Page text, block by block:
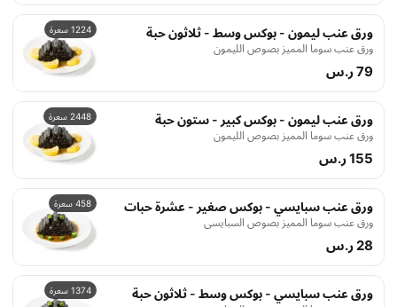
1224 سعرة ورق عنب ليمون - بوكس وسط - ثلاثون حبة
ورق عنب سوما المميز بصوص الليمون
79 ر.س
2448 سعرة ورق عنب ليمون - بوكس كبير - ستون حبة
ورق عنب سوما المميز بصوص الليمون
155 ر.س
458 سعرة ورق عنب سبايسي - بوكس صغير - عشرة حبات
ورق عنب سوما المميز بصوص السبايسي
28 ر.س
1374 سعرة ورق عنب سبايسي - بوكس وسط - ثلاثون حبة